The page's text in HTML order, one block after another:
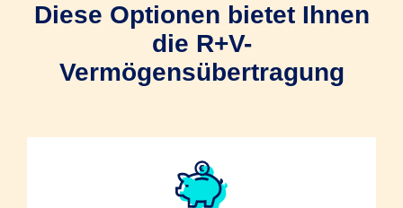
Diese Optionen bietet Ihnen
die R+V-
Vermögensübertragung